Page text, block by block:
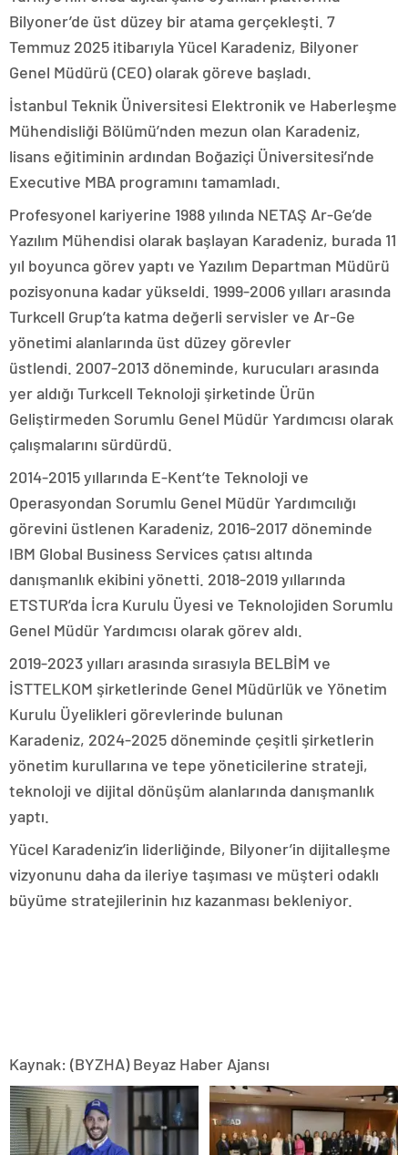
Bilyoner’de üst düzey bir atama gerçekleşti. 7
Temmuz 2025 itibarıyla Yücel Karadeniz, Bilyoner
Genel Müdürü (CEO) olarak göreve başladı.
İstanbul Teknik Üniversitesi Elektronik ve Haberleşme
Mühendisliği Bölümü’nden mezun olan Karadeniz,
lisans eğitiminin ardından Boğaziçi Üniversitesi’nde
Executive MBA programını tamamladı.
Profesyonel kariyerine 1988 yılında NETAŞ Ar-Ge’de
Yazılım Mühendisi olarak başlayan Karadeniz, burada 11
yıl boyunca görev yaptı ve Yazılım Departman Müdürü
pozisyonuna kadar yükseldi. 1999-2006 yılları arasında
Turkcell Grup’ta katma değerli servisler ve Ar-Ge
yönetimi alanlarında üst düzey görevler
üstlendi. 2007-2013 döneminde, kurucuları arasında
yer aldığı Turkcell Teknoloji şirketinde Ürün
Geliştirmeden Sorumlu Genel Müdür Yardımcısı olarak
çalışmalarını sürdürdü.
2014-2015 yıllarında E-Kent’te Teknoloji ve
Operasyondan Sorumlu Genel Müdür Yardımcılığı
görevini üstlenen Karadeniz, 2016-2017 döneminde
IBM Global Business Services çatısı altında
danışmanlık ekibini yönetti. 2018-2019 yıllarında
ETSTUR’da İcra Kurulu Üyesi ve Teknolojiden Sorumlu
Genel Müdür Yardımcısı olarak görev aldı.
2019-2023 yılları arasında sırasıyla BELBİM ve
İSTTELKOM şirketlerinde Genel Müdürlük ve Yönetim
Kurulu Üyelikleri görevlerinde bulunan
Karadeniz, 2024-2025 döneminde çeşitli şirketlerin
yönetim kurullarına ve tepe yöneticilerine strateji,
teknoloji ve dijital dönüşüm alanlarında danışmanlık
yaptı.
Yücel Karadeniz’in liderliğinde, Bilyoner’in dijitalleşme
vizyonunu daha da ileriye taşıması ve müşteri odaklı
büyüme stratejilerinin hız kazanması bekleniyor.
Kaynak: (BYZHA) Beyaz Haber Ajansı